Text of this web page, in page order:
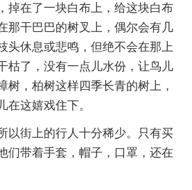
掉在了一块白布上，给这块白布
那干巴巴的树叉上，偶尔会有几
头休息或悲鸣，但绝不会在那上
枯了，没有一点儿水份，让鸟儿
树，柏树这样四季长青的树上，
在这嬉戏住下。
以街上的行人十分稀少。只有买
们带着手套，帽子，口罩，还在